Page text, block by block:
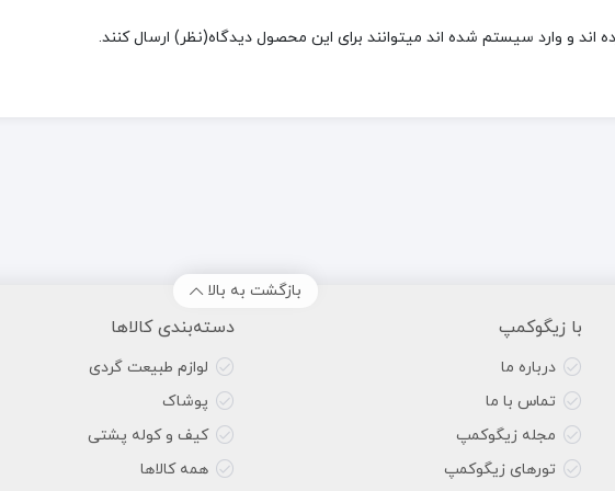
و وارد سیستم شده اند میتوانند برای این محصول دیدگاه(نظر) ارسال کنند.
بازگشت به بالا
با زیگوکمپ
درباره ما
تماس با ما
مجله زیگوکمپ
تورهای زیگوکمپ
دسته‌بندی کالاها
لوازم طبیعت گردی
پوشاک
کیف و کوله پشتی
همه کالاها